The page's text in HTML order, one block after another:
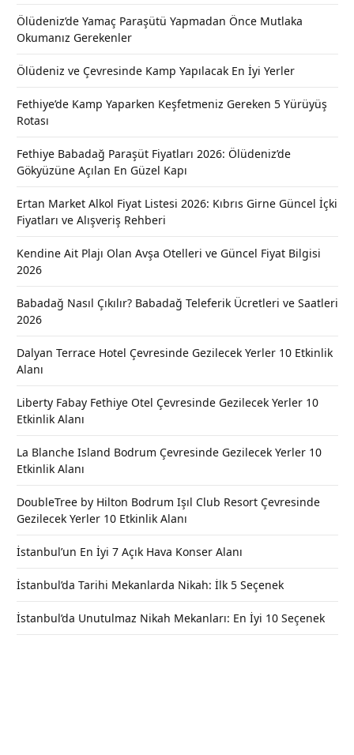
Ölüdeniz’de Yamaç Paraşütü Yapmadan Önce Mutlaka
Okumanız Gerekenler
Ölüdeniz ve Çevresinde Kamp Yapılacak En İyi Yerler
Fethiye’de Kamp Yaparken Keşfetmeniz Gereken 5 Yürüyüş
Rotası
Fethiye Babadağ Paraşüt Fiyatları 2026: Ölüdeniz’de
Gökyüzüne Açılan En Güzel Kapı
Ertan Market Alkol Fiyat Listesi 2026: Kıbrıs Girne Güncel İçki
Fiyatları ve Alışveriş Rehberi
Kendine Ait Plajı Olan Avşa Otelleri ve Güncel Fiyat Bilgisi
2026
Babadağ Nasıl Çıkılır? Babadağ Teleferik Ücretleri ve Saatleri
2026
Dalyan Terrace Hotel Çevresinde Gezilecek Yerler 10 Etkinlik
Alanı
Liberty Fabay Fethiye Otel Çevresinde Gezilecek Yerler 10
Etkinlik Alanı
La Blanche Island Bodrum Çevresinde Gezilecek Yerler 10
Etkinlik Alanı
DoubleTree by Hilton Bodrum Işıl Club Resort Çevresinde
Gezilecek Yerler 10 Etkinlik Alanı
İstanbul’un En İyi 7 Açık Hava Konser Alanı
İstanbul’da Tarihi Mekanlarda Nikah: İlk 5 Seçenek
İstanbul’da Unutulmaz Nikah Mekanları: En İyi 10 Seçenek